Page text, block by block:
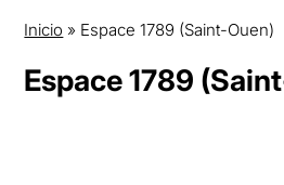
Inicio » Espace 1789 (Saint-Ouen)
Espace 1789